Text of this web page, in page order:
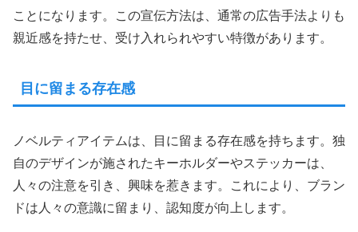
ことになります。この宣伝方法は、通常の広告手法よりも
親近感を持たせ、受け入れられやすい特徴があります。
目に留まる存在感
ノベルティアイテムは、目に留まる存在感を持ちます。独
自のデザインが施されたキーホルダーやステッカーは、
人々の注意を引き、興味を惹きます。これにより、ブラン
ドは人々の意識に留まり、認知度が向上します。